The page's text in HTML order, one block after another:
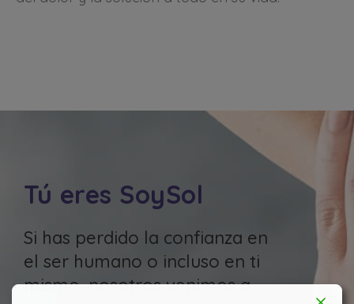
Tú eres SoySol
Si has perdido la confianza en
el ser humano o incluso en ti
mismo, nosotros venimos a